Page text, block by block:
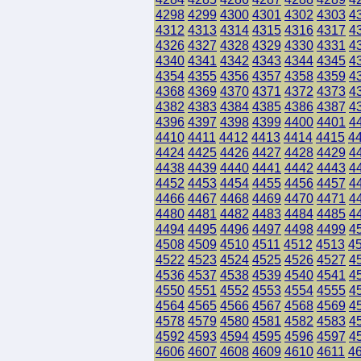
4298 4299 4300 4301 4302 4303
4312 4313 4314 4315 4316 4317
4326 4327 4328 4329 4330 4331
4340 4341 4342 4343 4344 4345
4354 4355 4356 4357 4358 4359
4368 4369 4370 4371 4372 4373
4382 4383 4384 4385 4386 4387
4396 4397 4398 4399 4400 4401
4410 4411 4412 4413 4414 4415
4424 4425 4426 4427 4428 4429
4438 4439 4440 4441 4442 4443
4452 4453 4454 4455 4456 4457
4466 4467 4468 4469 4470 4471
4480 4481 4482 4483 4484 4485
4494 4495 4496 4497 4498 4499
4508 4509 4510 4511 4512 4513
4522 4523 4524 4525 4526 4527
4536 4537 4538 4539 4540 4541
4550 4551 4552 4553 4554 4555
4564 4565 4566 4567 4568 4569
4578 4579 4580 4581 4582 4583
4592 4593 4594 4595 4596 4597
4606 4607 4608 4609 4610 4611